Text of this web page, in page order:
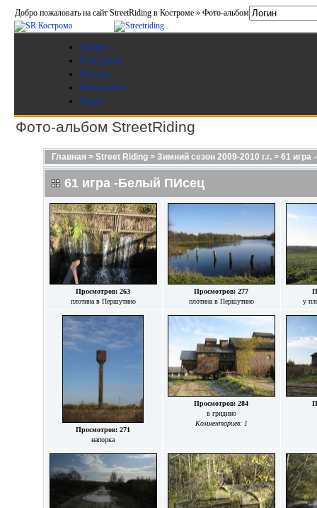
Добро пожаловать на сайт StreetRiding в Костроме » Фото-альбом
Главная
Мой бункер
SR игры
Фото-альбом
Форум
Фото-альбом StreetRiding
Главная > Street Riding> Зимний сезон 2009-2010 г.г.> 61 игра
61 игра -Белый ПИсец
Просмотров: 263
плотина в Першутино
Просмотров: 277
плотина в Першутино
у
Просмотров: 271
напорка
Просмотров: 284
в гридино
Комментариев: 1